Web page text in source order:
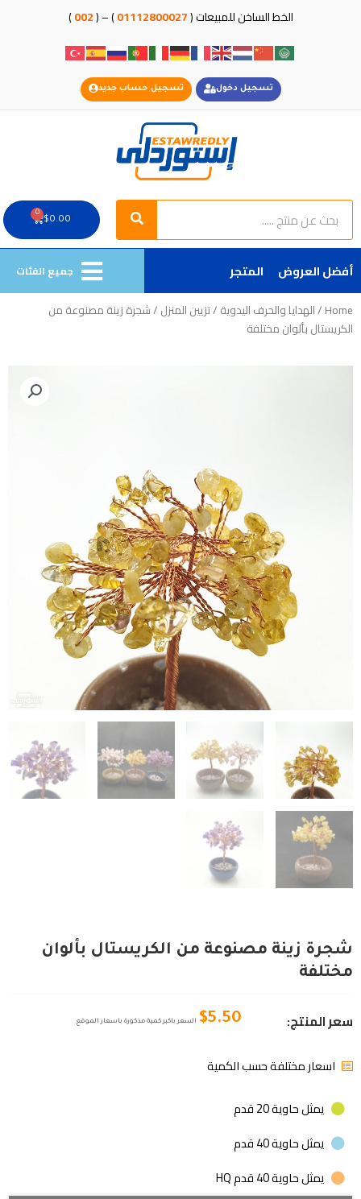
الخط الساخن للمبيعات (01112800027
) – (
002
)
تسجيل دخول تسجيل حساب جديد
Search
Search
$0.00
0
Cart
أفضل العروض المتجر جميع الفئات
Home
/الهدايا والحرف اليدوية /تزيين المنزل / شجرة زينة مصنوعة من
الكريستال بألوان مختلفة
شجرة زينة مصنوعة من الكريستال بألوان
مختلفة
سعر المنتج: $5.50 السعر باكبر كمية مذكورة باسعار الموقع
اسعار مختلفة حسب الكمية
يمثل حاوية 20 قدم
يمثل حاوية 40 قدم
يمثل حاوية 40 قدم HQ